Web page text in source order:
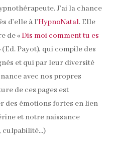
J’ai la chance
d’elle à l’HypnoNatal. Elle
de «Dis moi comment tu es
(Ed. Payot), qui compile des
et qui par leur diversité
avec nos propres
de ces pages est
des émotions fortes en lien
et notre naissance
culpabilité…)